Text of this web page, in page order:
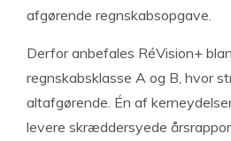
afgørende regnskabsopgave.
Derfor anbefales RéVision+
regnskabsklasse A og B, hvor
altafgørende. Én af
levere skræddersyede